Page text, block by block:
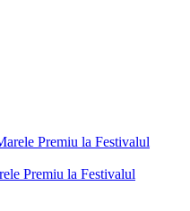
Premiu la Festivalul